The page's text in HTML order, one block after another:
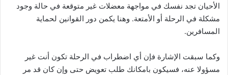
الأحيان تجد نفسك في مواجهة معضلات غير متوقعة في حالة وجود
مشكلة في الرحلة أو الأمتعة. وهنا يكمن دور القوانين لحماية
المسافرين.
وكما سبقت الإشارة فإن أي اضطراب في الرحلة تكون أنت غير
مسؤولا عنه، فسيكون بامكانك طلب تعويض حتى وإن كان قد مر